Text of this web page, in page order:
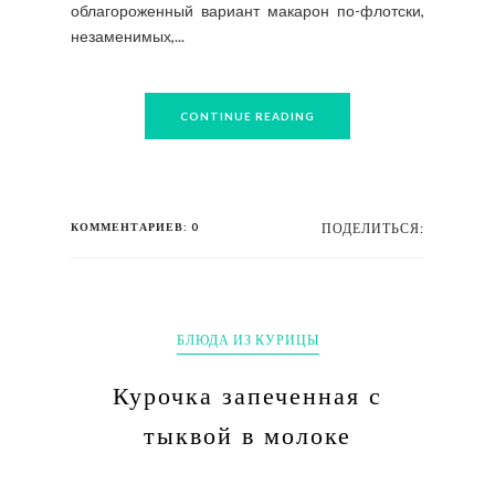
облагороженный вариант макарон по-флотски,
незаменимых,...
CONTINUE READING
КОММЕНТАРИЕВ: 0 ПОДЕЛИТЬСЯ:
БЛЮДА ИЗ КУРИЦЫ
Курочка запеченная с
тыквой в молоке